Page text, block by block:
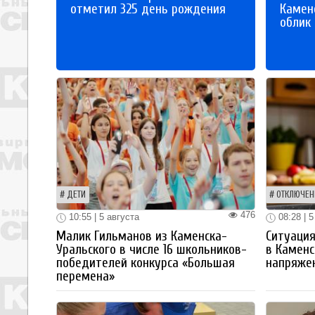
отметил 325 день рождения
облик
ДЕТИ
476
10:55 | 5 августа
Малик Гильманов из Каменска-
Уральского в числе 16 школьников-
победителей конкурса «Большая
перемена»
08:28 | 5
в